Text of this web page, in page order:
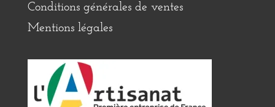
Conditions générales de ventes
Mentions légales